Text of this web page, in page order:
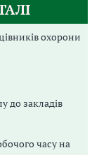
охорони
до закладів
часу на